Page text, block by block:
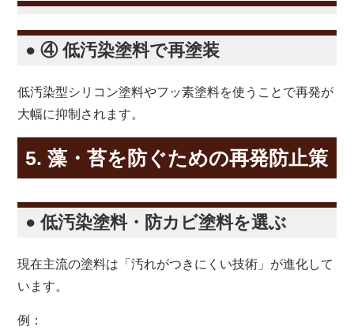
● ④ 低汚染塗料で再塗装
低汚染型シリコン塗料やフッ素塗料を使うことで再発が
大幅に抑制されます。
5. 藻・苔を防ぐための再発防止策
● 低汚染塗料・防カビ塗料を選ぶ
現在主流の塗料は「汚れがつきにくい技術」が進化して
います。
例：